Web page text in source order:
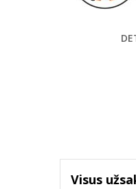
Visus